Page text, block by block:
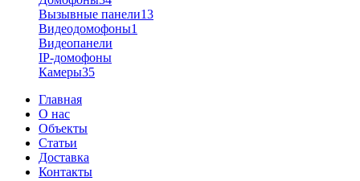
Вызывные панели13
Видеодомофоны1
Видеопанели
IP-домофоны
Камеры35
Главная
О нас
Объекты
Статьи
Доставка
Контакты